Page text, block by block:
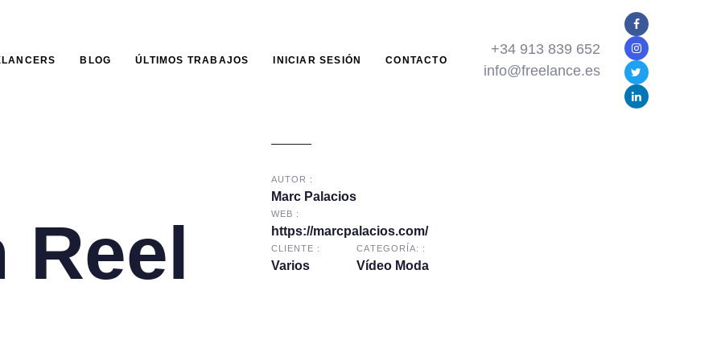
BLOG ÚLTIMOS TRABAJOS INICIAR SESIÓN CONTACTO
+34 913 839 652
info@freelance.es
Reel
AUTOR :
Marc Palacios
WEB :
https://marcpalacios.com/
CLIENTE :
Varios
CATEGORÍA: :
Vídeo Moda